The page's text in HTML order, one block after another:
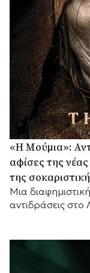
«Η Μούμια»:
αφίσες της
της
Μια
αντιδράσεις στο